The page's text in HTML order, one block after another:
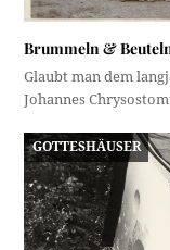
Brummeln &
Glaubt man dem
Johannes
GOTTESHÄUSER